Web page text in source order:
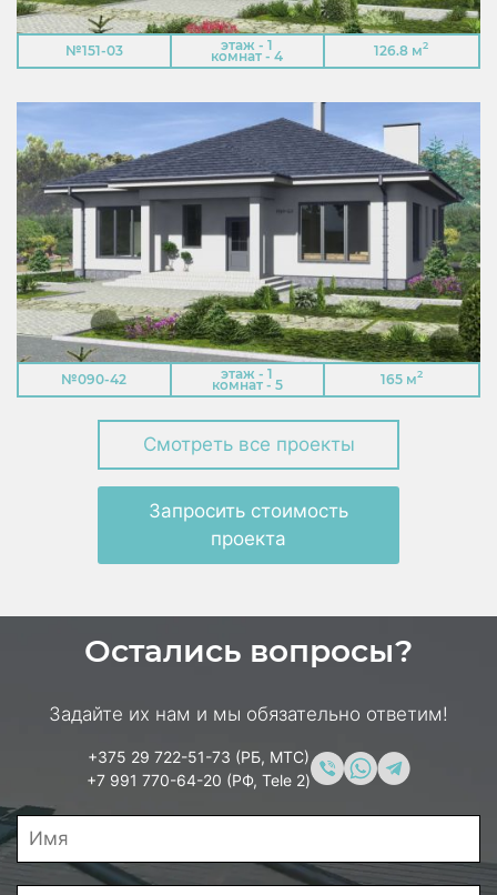
№151-03 этаж - 1
комнат - 4 126.8 м2
№090-42 этаж - 1
комнат - 5 165 м2
Смотреть все проекты
Запросить стоимость
проекта
Остались вопросы?
Задайте их нам и мы обязательно ответим!
+375 29 722-51-73 (РБ, МТС)
+7 991 770-64-20 (РФ, Tele 2)